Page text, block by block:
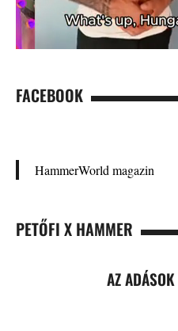
FACEBOOK
HammerWorld magazin
PETŐFI X HAMMER
AZ